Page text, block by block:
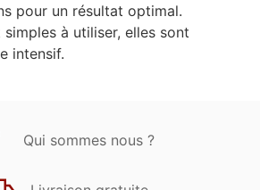
pour un résultat optimal.
à utiliser, elles sont
intensif.
Qui sommes nous ?